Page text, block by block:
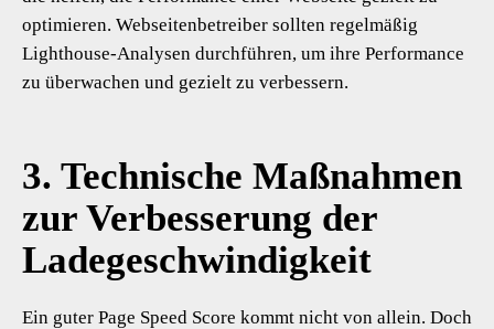
optimieren. Webseitenbetreiber sollten regelmäßig
Lighthouse-Analysen durchführen, um ihre Performance
zu überwachen und gezielt zu verbessern.
3. Technische Maßnahmen
zur Verbesserung der
Ladegeschwindigkeit
Ein guter Page Speed Score kommt nicht von allein. Doch